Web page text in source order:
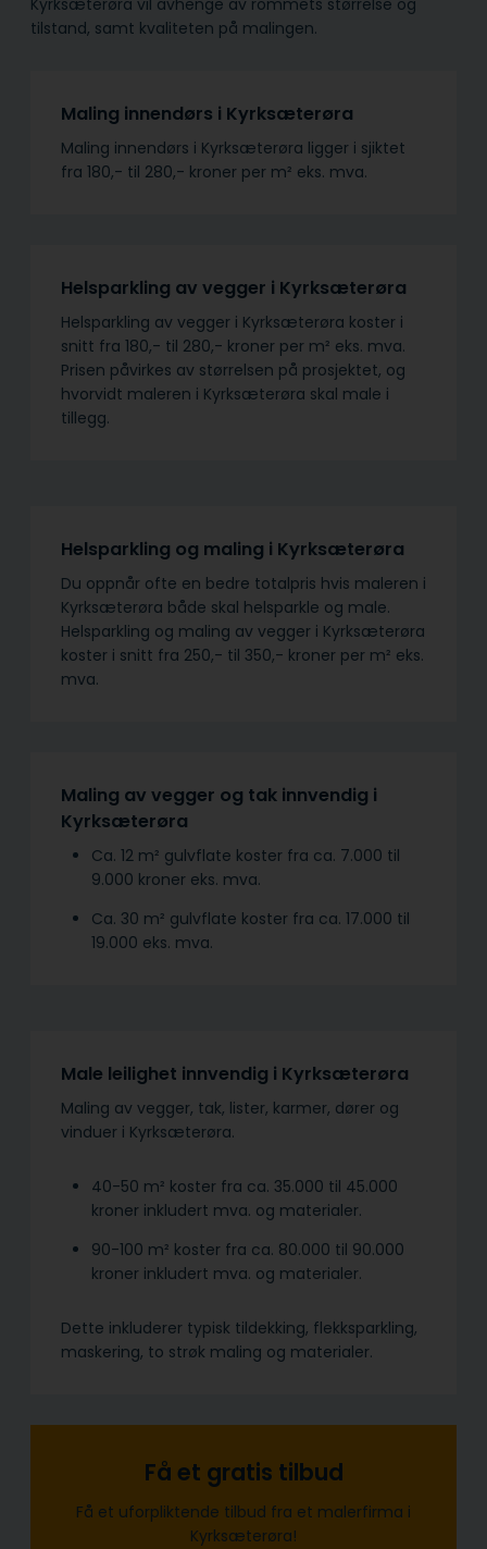
tilstand, samt kvaliteten på malingen.
Maling innendørs i Kyrksæterøra
Maling innendørs i Kyrksæterøra ligger i sjiktet
fra 180,- til 280,- kroner per m² eks. mva.
Helsparkling av vegger i Kyrksæterøra
Helsparkling av vegger i Kyrksæterøra koster i
snitt fra 180,- til 280,- kroner per m² eks. mva.
Prisen påvirkes av størrelsen på prosjektet, og
hvorvidt maleren i Kyrksæterøra skal male i
tillegg.
Helsparkling og maling i Kyrksæterøra
Du oppnår ofte en bedre totalpris hvis maleren i
Kyrksæterøra både skal helsparkle og male.
Helsparkling og maling av vegger i Kyrksæterøra
koster i snitt fra 250,- til 350,- kroner per m² eks.
mva.
Maling av vegger og tak innvendig i
Kyrksæterøra
Ca. 12 m² gulvflate koster fra ca. 7.000 til
9.000 kroner eks. mva.
Ca. 30 m² gulvflate koster fra ca. 17.000 til
19.000 eks. mva.
Male leilighet innvendig i Kyrksæterøra
Maling av vegger, tak, lister, karmer, dører og
vinduer i Kyrksæterøra.
40-50 m² koster fra ca. 35.000 til 45.000
kroner inkludert mva. og materialer.
90-100 m² koster fra ca. 80.000 til 90.000
kroner inkludert mva. og materialer.
Dette inkluderer typisk tildekking, flekksparkling,
maskering, to strøk maling og materialer.
Få et gratis tilbud
Få et uforpliktende tilbud fra et malerfirma i
Kyrksæterøra!